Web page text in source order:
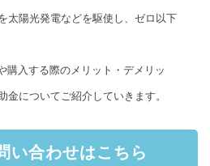
太陽光発電などを駆使し、ゼロ以下
購入する際のメリット・デメリッ
金についてご紹介していきます。
い合わせはこちら